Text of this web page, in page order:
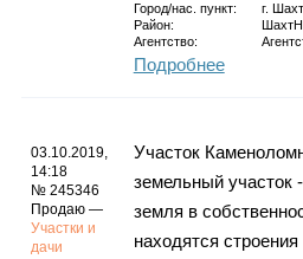
Город/нас. пункт: г.
Район:
Агентство:
Подробнее
03.10.2019,
14:18
№ 245346
Продаю —
Участки и
дачи
Участок
земельный участок
земля в
находятся